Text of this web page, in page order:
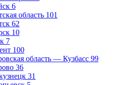
6
область 101
62
10
7
100
область — Кузбасс 99
36
31